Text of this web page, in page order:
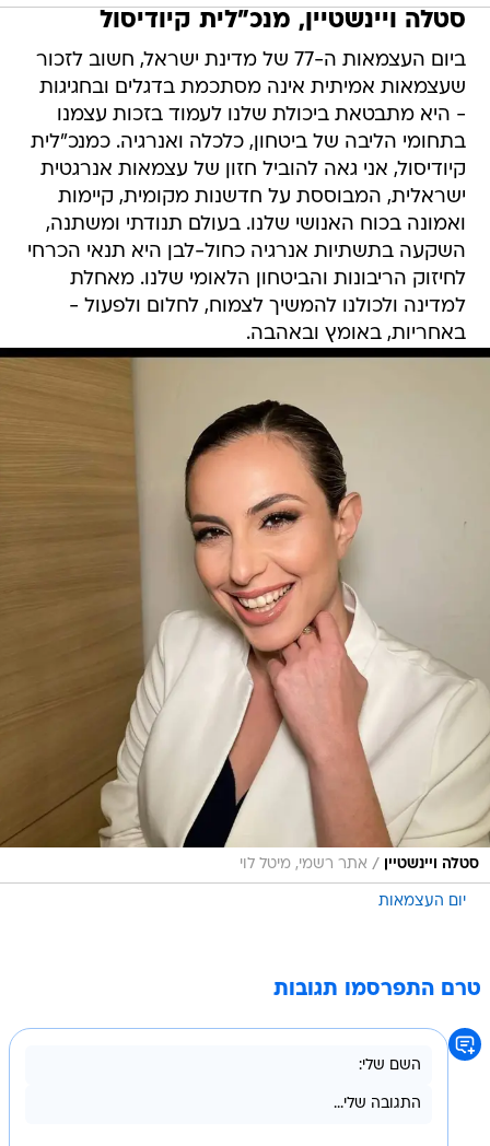
סטלה ויינשטיין, מנכ"לית קיודיסול
ביום העצמאות ה-77 של מדינת ישראל, חשוב לזכור
שעצמאות אמיתית אינה מסתכמת בדגלים ובחגיגות
- היא מתבטאת ביכולת שלנו לעמוד בזכות עצמנו
בתחומי הליבה של ביטחון, כלכלה ואנרגיה. כמנכ"לית
קיודיסול, אני גאה להוביל חזון של עצמאות אנרגטית
ישראלית, המבוססת על חדשנות מקומית, קיימות
ואמונה בכוח האנושי שלנו. בעולם תנודתי ומשתנה,
השקעה בתשתיות אנרגיה כחול-לבן היא תנאי הכרחי
לחיזוק הריבונות והביטחון הלאומי שלנו. מאחלת
למדינה ולכולנו להמשיך לצמוח, לחלום ולפעול -
באחריות, באומץ ובאהבה.
סטלה ויינשטיין / אתר רשמי, מיטל לוי
יום העצמאות
טרם התפרסמו תגובות